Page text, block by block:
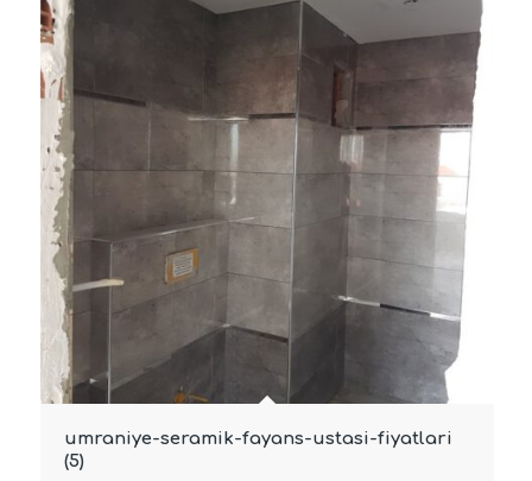
umraniye-seramik-fayans-ustasi-fiyatlari
(5)